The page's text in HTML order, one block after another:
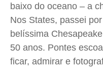
baixo do oceano – a
Nos States, passei
belíssima
50 anos. Pontes
ficar, admirar e